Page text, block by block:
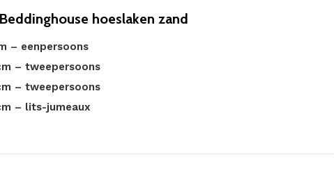
hoeslaken zand
– eenpersoons
– tweepersoons
– tweepersoons
– lits-jumeaux